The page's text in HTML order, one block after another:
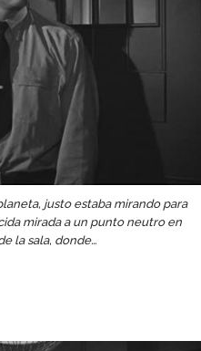
justo estaba mirando para
mirada a un punto neutro en
la sala, donde…